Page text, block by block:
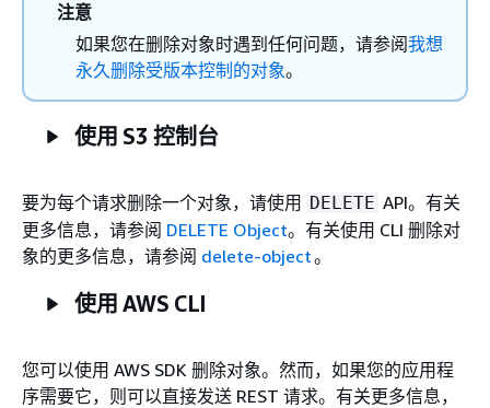
注意
如果您在删除对象时遇到任何问题，请参阅我想
永久删除受版本控制的对象。
使用 S3 控制台
要为每个请求删除一个对象，请使用 DELETE API。有关
更多信息，请参阅 DELETE Object。有关使用 CLI 删除对
象的更多信息，请参阅 delete-object。
使用 AWS CLI
您可以使用 AWS SDK 删除对象。然而，如果您的应用程
序需要它，则可以直接发送 REST 请求。有关更多信息，